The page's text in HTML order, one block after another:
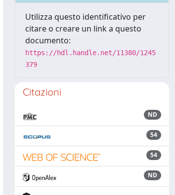
Utilizza questo identificativo per
citare o creare un link a questo
documento:
https://hdl.handle.net/11380/1245
379
Citazioni
ND
54
54
ND